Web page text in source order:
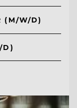
(M/W/D)
D)